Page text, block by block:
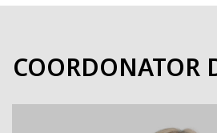
COORDONATOR